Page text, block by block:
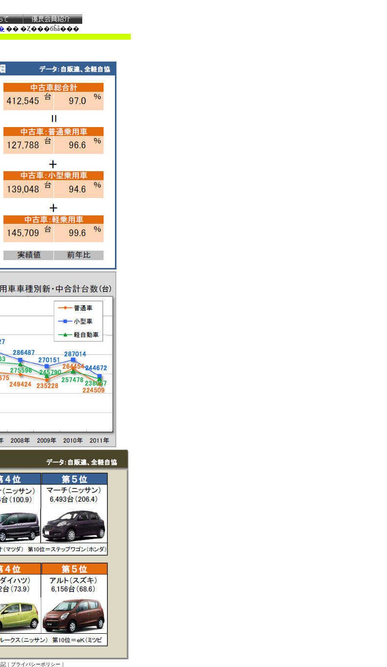
�� �Ȥ���бĥǡ���
記 ｜ プライバシーポリシー ｜